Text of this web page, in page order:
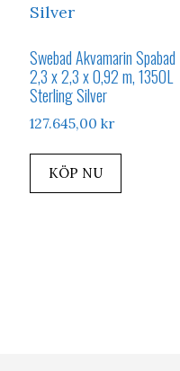
Swebad Akvamarin Spabad
2,3 x 2,3 x 0,92 m, 1350L
Sterling Silver
127.645,00kr
KÖP NU